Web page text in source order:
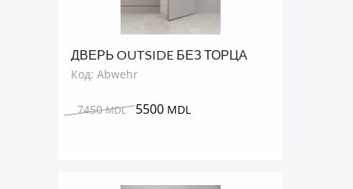
ДВЕРЬ OUTSIDE БЕЗ ТОРЦА
ГРУНТ
Код: Abwehr
7450MDL 5500 MDL